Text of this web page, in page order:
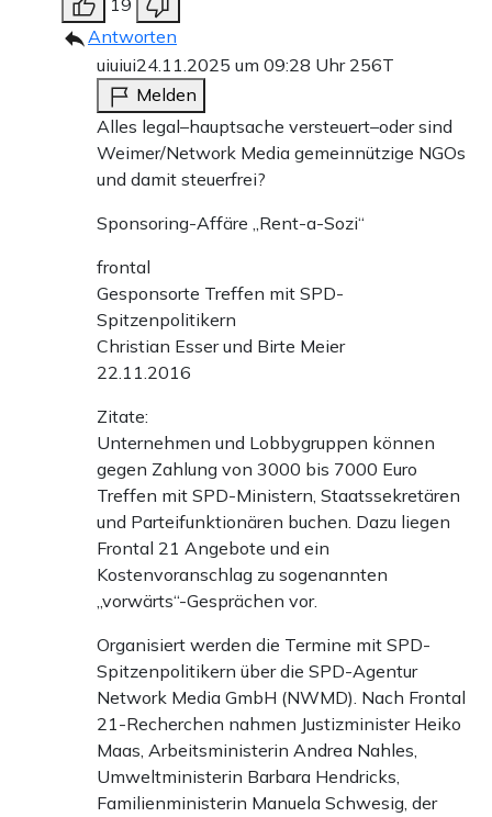
19
Antworten
uiuiui24.11.2025 um 09:28 Uhr 256T
Melden
Alles legal–hauptsache versteuert–oder sind
Weimer/Network Media gemeinnützige NGOs
und damit steuerfrei?
Sponsoring-Affäre „Rent-a-Sozi“
frontal
Gesponsorte Treffen mit SPD-
Spitzenpolitikern
Christian Esser und Birte Meier
22.11.2016
Zitate:
Unternehmen und Lobbygruppen können
gegen Zahlung von 3000 bis 7000 Euro
Treffen mit SPD-Ministern, Staatssekretären
und Parteifunktionären buchen. Dazu liegen
Frontal 21 Angebote und ein
Kostenvoranschlag zu sogenannten
„vorwärts“-Gesprächen vor.
Organisiert werden die Termine mit SPD-
Spitzenpolitikern über die SPD-Agentur
Network Media GmbH (NWMD). Nach Frontal
21-Recherchen nahmen Justizminister Heiko
Maas, Arbeitsministerin Andrea Nahles,
Umweltministerin Barbara Hendricks,
Familienministerin Manuela Schwesig, der